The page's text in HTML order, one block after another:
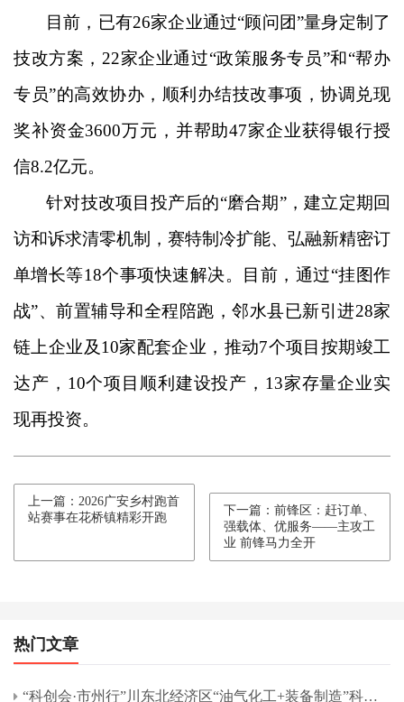
目前，已有26家企业通过“顾问团”量身定制了
技改方案，22家企业通过“政策服务专员”和“帮办
专员”的高效协办，顺利办结技改事项，协调兑现
奖补资金3600万元，并帮助47家企业获得银行授
信8.2亿元。
针对技改项目投产后的“磨合期”，建立定期回
访和诉求清零机制，赛特制冷扩能、弘融新精密订
单增长等18个事项快速解决。目前，通过“挂图作
战”、前置辅导和全程陪跑，邻水县已新引进28家
链上企业及10家配套企业，推动7个项目按期竣工
达产，10个项目顺利建设投产，13家存量企业实
现再投资。
上一篇：2026广安乡村跑首
站赛事在花桥镇精彩开跑
下一篇：前锋区：赶订单、
强载体、优服务——主攻工
业 前锋马力全开
热门文章
“科创会·市州行”川东北经济区“油气化工+装备制造”科技